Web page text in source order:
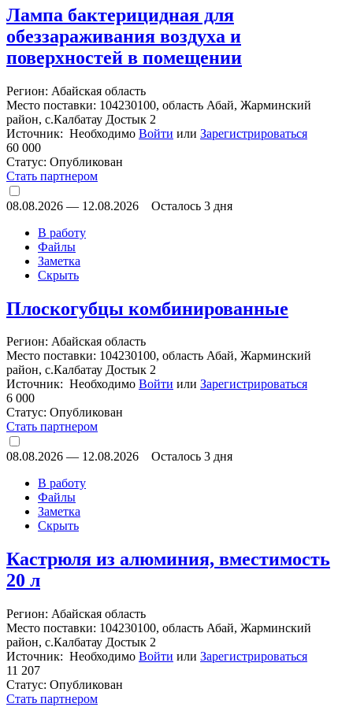
Лампа бактерицидная для
обеззараживания воздуха и
поверхностей в помещении
Регион: Абайская область
Место поставки: 104230100, область Абай, Жарминский
район, с.Калбатау Достык 2
Источник: Необходимо Войти или Зарегистрироваться
60 000
Статус: Опубликован
Стать партнером
08.08.2026 — 12.08.2026
Осталось 3 дня
В работу
Файлы
Заметка
Скрыть
Плоскогубцы комбинированные
Регион: Абайская область
Место поставки: 104230100, область Абай, Жарминский
район, с.Калбатау Достык 2
Источник: Необходимо Войти или Зарегистрироваться
6 000
Статус: Опубликован
Стать партнером
08.08.2026 — 12.08.2026
Осталось 3 дня
В работу
Файлы
Заметка
Скрыть
Кастрюля из алюминия, вместимость
20 л
Регион: Абайская область
Место поставки: 104230100, область Абай, Жарминский
район, с.Калбатау Достык 2
Источник: Необходимо Войти или Зарегистрироваться
11 207
Статус: Опубликован
Стать партнером